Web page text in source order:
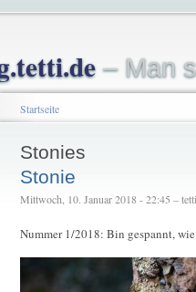
– Man
Startseite
Stonies
Stonie
Mittwoch, 10. Januar 2018 - 22:45 – tetti
Nummer 1/2018: Bin gespannt,